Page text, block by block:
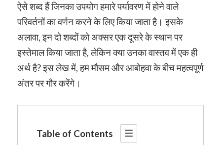
ऐसे शब्द हैं जिनका उपयोग हमारे पर्यावरण में होने वाले
परिवर्तनों का वर्णन करने के लिए किया जाता है। इसके
अलावा, इन दो शब्दों को अक्सर एक दूसरे के स्थान पर
इस्तेमाल किया जाता है, लेकिन क्या उनका वास्तव में एक ही
अर्थ है? इस लेख में, हम मौसम और आबोहवा के बीच महत्वपूर्ण
अंतर पर गौर करेंगे।
Table of Contents